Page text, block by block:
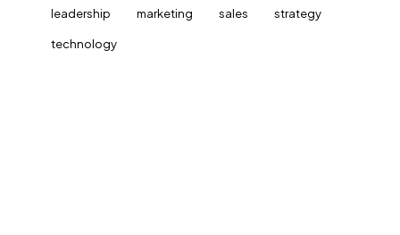
leadership marketing sales strategy
technology